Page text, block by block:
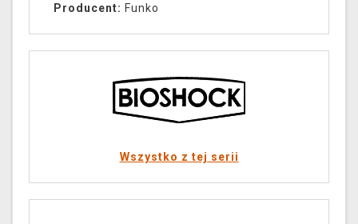
Producent: Funko
Wszystko z tej serii